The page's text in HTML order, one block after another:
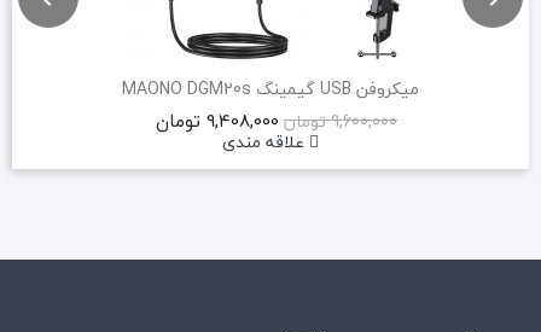
میکروفن USB گیمینگ MAONO DGM20s
9,600,000 تومان
9,408,000 تومان
علاقه مندی